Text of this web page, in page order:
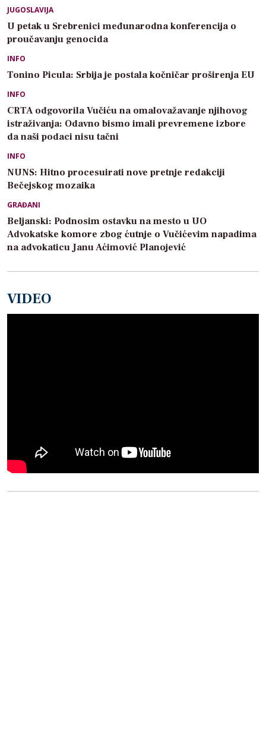
JUGOSLAVIJA
U petak u Srebrenici međunarodna konferencija o
proučavanju genocida
INFO
Tonino Picula: Srbija je postala kočničar proširenja EU
INFO
CRTA odgovorila Vučiću na omalovažavanje njihovog
istraživanja: Odavno bismo imali prevremene izbore
da naši podaci nisu tačni
INFO
NUNS: Hitno procesuirati nove pretnje redakciji
Bečejskog mozaika
GRAĐANI
Beljanski: Podnosim ostavku na mesto u UO
Advokatske komore zbog ćutnje o Vučićevim napadima
na advokaticu Janu Aćimović Planojević
VIDEO